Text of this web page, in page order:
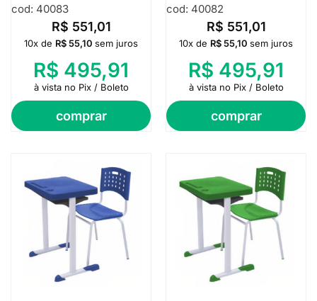
cod: 40083
R$ 551,01
comprar
10x de R$55,10 sem juros
R$ 495,91
à vista no Pix / Boleto
cod: 40082
R$ 551,01
comprar
10x de R$55,10 sem juros
R$ 495,91
à vista no Pix / Boleto